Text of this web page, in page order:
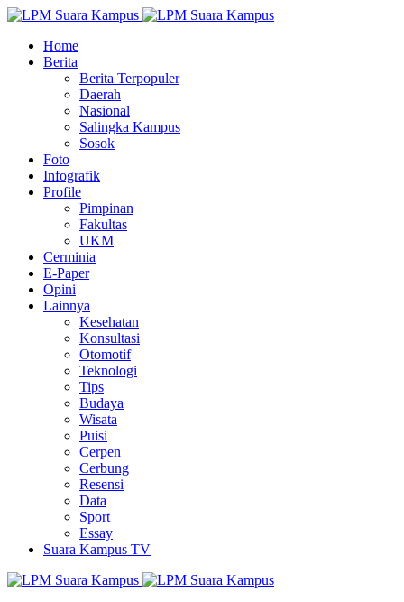
Home
Berita
Berita Terpopuler
Daerah
Nasional
Salingka Kampus
Sosok
Foto
Infografik
Profile
Pimpinan
Fakultas
UKM
Cerminia
E-Paper
Opini
Lainnya
Kesehatan
Konsultasi
Otomotif
Teknologi
Tips
Budaya
Wisata
Puisi
Cerpen
Cerbung
Resensi
Data
Sport
Essay
Suara Kampus TV